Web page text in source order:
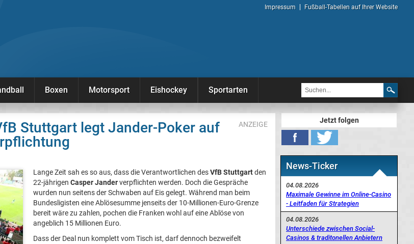
Impressum Fußball-Tabellen auf Ihrer Website
Boxen Motorsport Eishockey Sportarten
ANZEIGE
Stuttgart legt Jander-Poker auf
Lange Zeit sah es so aus, dass die Verantwortlichen desVfB Stuttgartden
22-jährigen Casper Janderverpflichten werden. Doch die Gespräche
wurden nun seitens der Schwaben auf Eis gelegt. Während man beim
Bundesligisten eine Ablösesumme jenseits der 10-Millionen-Euro-Grenze
bereit wäre zu zahlen, pochen die Franken wohl auf eine Ablöse von
angeblich 15 Millionen Euro.
Dass der Deal nun komplett vom Tisch ist, darf dennoch bezweifelt
Jetzt folgen
News-Ticker
04.08.2026
Maximale Gewinne im Online-Casino
- Leitfaden für Strategien
04.08.2026
Unterschiede zwischen Social-
Casinos & traditonellen Anbietern